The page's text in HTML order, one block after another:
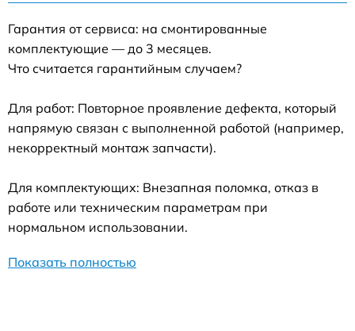
Гарантия от сервиса: на смонтированные
комплектующие — до 3 месяцев.
Что считается гарантийным случаем?
Для работ: Повторное проявление дефекта, который
напрямую связан с выполненной работой (например,
некорректный монтаж запчасти).
Для комплектующих: Внезапная поломка, отказ в
работе или техническим параметрам при
нормальном использовании.
Показать полностью